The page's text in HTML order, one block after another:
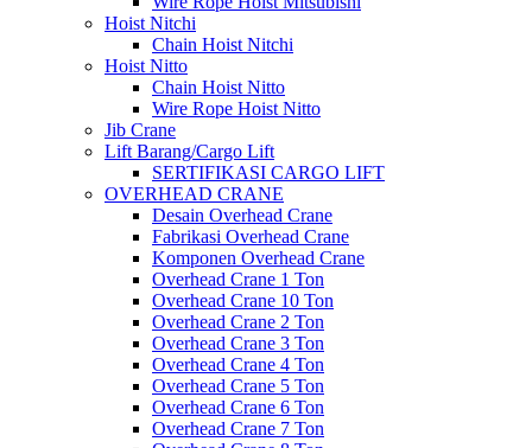
Hoist Nitchi
Chain Hoist Nitchi
Hoist Nitto
Chain Hoist Nitto
Wire Rope Hoist Nitto
Jib Crane
Lift Barang/Cargo Lift
SERTIFIKASI CARGO LIFT
OVERHEAD CRANE
Desain Overhead Crane
Fabrikasi Overhead Crane
Komponen Overhead Crane
Overhead Crane 1 Ton
Overhead Crane 10 Ton
Overhead Crane 2 Ton
Overhead Crane 3 Ton
Overhead Crane 4 Ton
Overhead Crane 5 Ton
Overhead Crane 6 Ton
Overhead Crane 7 Ton